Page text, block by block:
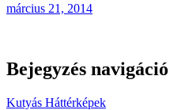
március 21, 2014
Bejegyzés navigáció
Kutyás Háttérképek